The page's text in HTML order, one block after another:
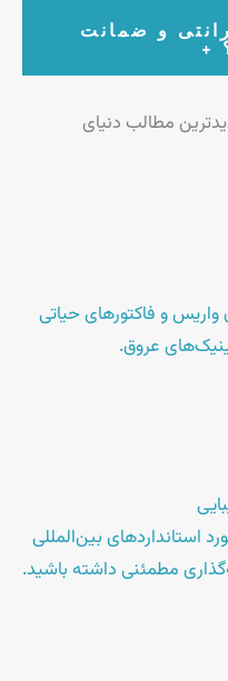
به تمامی شهرهای
می‌شود.
و ضمانت
+
اصالت، گارانتی معتبر
مطالب دنیای
و فاکتورهای حیاتی
عروق.
را در مورد استانداردهای بین‌المللی
مطمئنی داشته باشید.